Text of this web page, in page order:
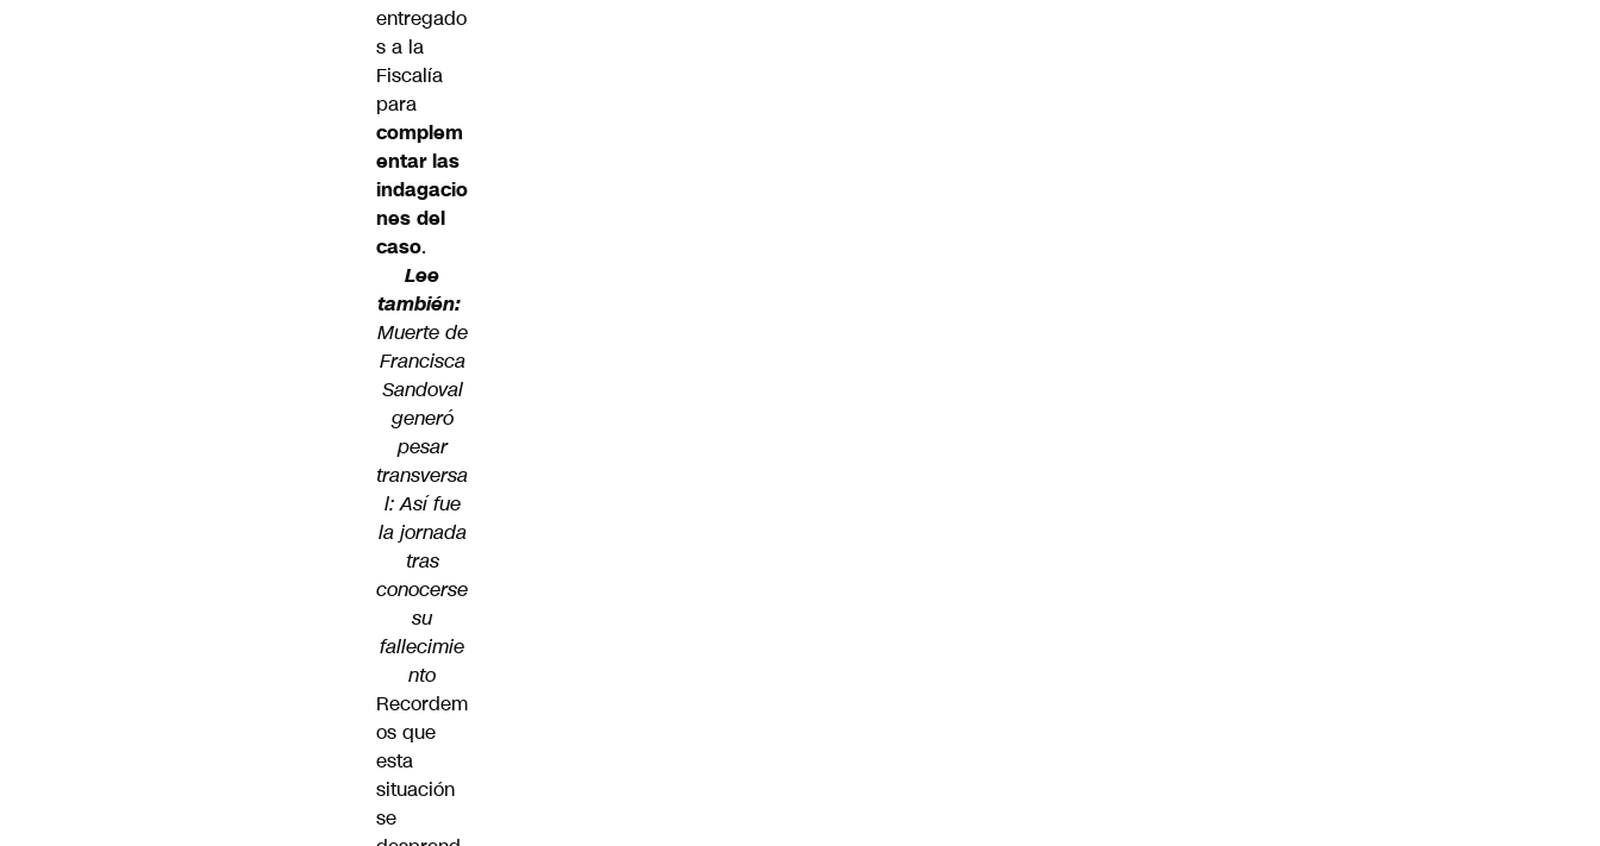
entregado
s a la
Fiscalía
para
complem
entar las
indagacio
nes del
caso.
Lee
también:
Muerte de
Francisca
Sandoval
generó
pesar
transversa
l: Así fue
la jornada
tras
conocerse
su
fallecimie
nto
Recordem
os que
esta
situación
se